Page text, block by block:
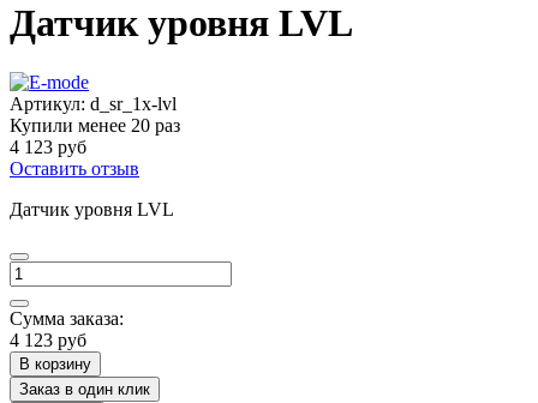
Датчик уровня LVL
Артикул: d_sr_1x-lvl
Купили менее 20 раз
4 123 руб
Оставить отзыв
Датчик уровня LVL
Сумма заказа:
4 123 руб
В корзину
Заказ в один клик